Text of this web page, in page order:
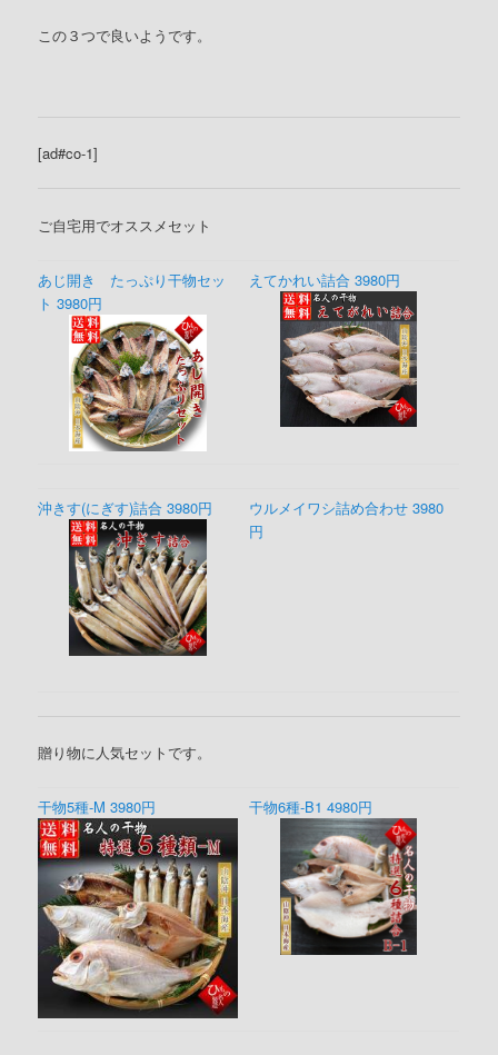
この３つで良いようです。
[ad#co-1]
ご自宅用でオススメセット
あじ開き たっぷり干物セッ
ト 3980円
えてかれい詰合 3980円
沖きす(にぎす)詰合 3980円
ウルメイワシ詰め合わせ 3980
円
贈り物に人気セットです。
干物5種-M 3980円 干物6種-B1 4980円